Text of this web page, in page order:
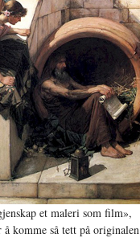
et maleri som film»,
komme så tett på originalen